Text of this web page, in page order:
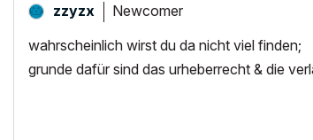
zzyzx Newcomer
wahrscheinlich wirst du da nicht viel finden;
grunde dafür sind das urheberrecht & die